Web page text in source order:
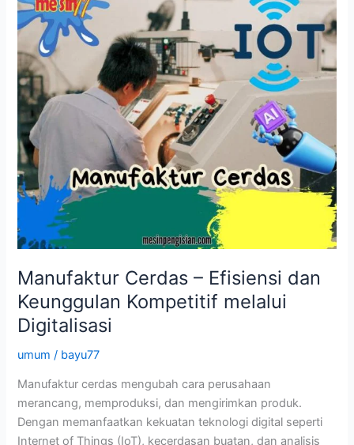
Manufaktur Cerdas – Efisiensi dan
Keunggulan Kompetitif melalui
Digitalisasi
umum / bayu77
Manufaktur cerdas mengubah cara perusahaan
merancang, memproduksi, dan mengirimkan produk.
Dengan memanfaatkan kekuatan teknologi digital seperti
Internet of Things (IoT), kecerdasan buatan, dan analisis